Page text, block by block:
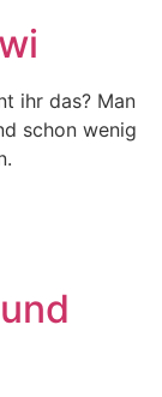
ihr das? Man
schon wenig